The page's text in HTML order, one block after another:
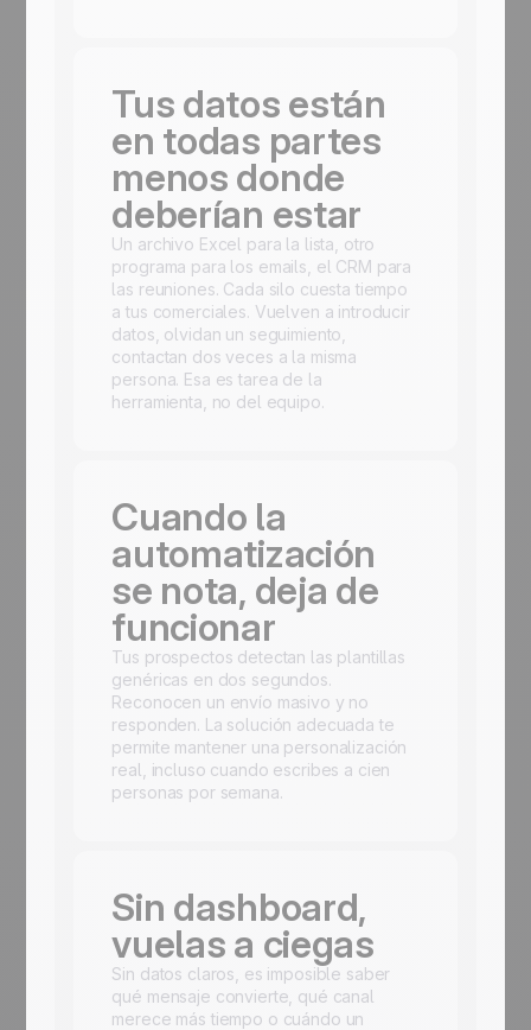
Tus datos están
en todas partes
menos donde
deberían estar
Un archivo Excel para la lista, otro
programa para los emails, el CRM para
las reuniones. Cada silo cuesta tiempo
a tus comerciales. Vuelven a introducir
datos, olvidan un seguimiento,
contactan dos veces a la misma
persona. Esa es tarea de la
herramienta, no del equipo.
Cuando la
automatización
se nota, deja de
funcionar
Tus prospectos detectan las plantillas
genéricas en dos segundos.
Reconocen un envío masivo y no
responden. La solución adecuada te
permite mantener una personalización
real, incluso cuando escribes a cien
personas por semana.
Sin dashboard,
vuelas a ciegas
Sin datos claros, es imposible saber
qué mensaje convierte, qué canal
merece más tiempo o cuándo un